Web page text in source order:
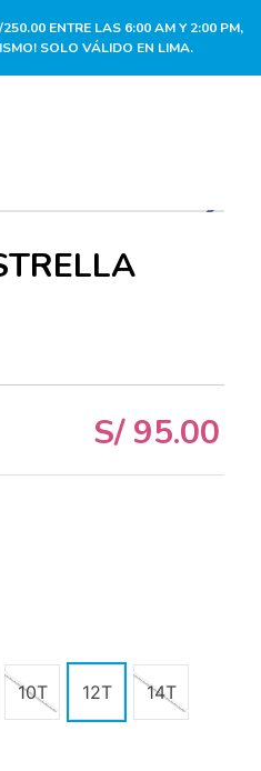
ENTRE LAS 6:00 AM Y 2:00 PM,
SOLO VÁLIDO EN LIMA.
S/ 95.00
10T 12T 14T